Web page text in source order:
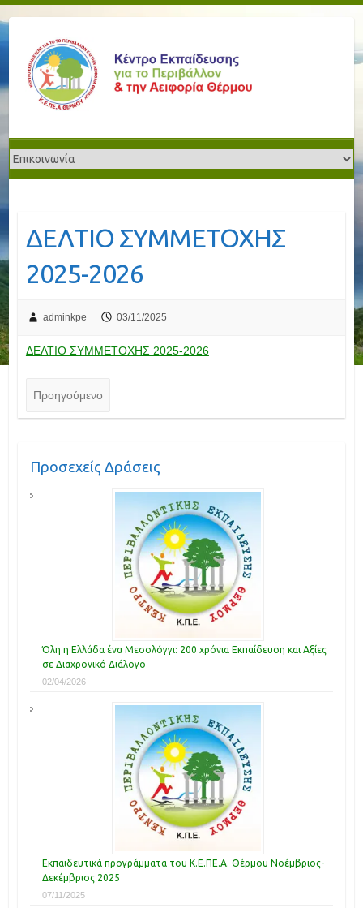
ΔΕΛΤΙΟ ΣΥΜΜΕΤΟΧΗΣ
2025-2026
adminkpe 03/11/2025
ΔΕΛΤΙΟ ΣΥΜΜΕΤΟΧΗΣ 2025-2026
Προηγούμενο
Προσεχείς Δράσεις
Όλη η Ελλάδα ένα Μεσολόγγι: 200 χρόνια Εκπαίδευση και Αξίες
σε Διαχρονικό Διάλογο
02/04/2026
Εκπαιδευτικά προγράμματα του Κ.Ε.ΠΕ.Α. Θέρμου Νοέμβριος-
Δεκέμβριος 2025
07/11/2025